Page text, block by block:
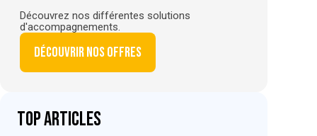
Découvrez nos différentes solutions
d'accompagnements.
Découvrir nos offres
Top articles